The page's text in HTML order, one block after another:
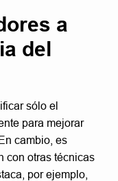
a
del
sólo el
para mejorar
cambio, es
con otras técnicas
por ejemplo,